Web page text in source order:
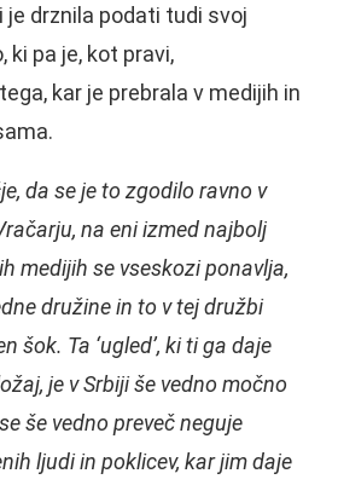
je drznila podati tudi svoj
ki pa je, kot pravi,
kar je prebrala v medijih in
da se je to zgodilo ravno v
na eni izmed najbolj
medijih se vseskozi ponavlja,
družine in to v tej družbi
šok. Ta ‘ugled’, ki ti ga daje
je v Srbiji še vedno močno
še vedno preveč neguje
ljudi in poklicev, kar jim daje